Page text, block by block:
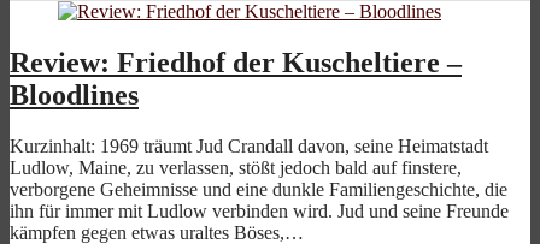
Review: Friedhof der Kuscheltiere –
Bloodlines
Kurzinhalt: 1969 träumt Jud Crandall davon, seine Heimatstadt
Ludlow, Maine, zu verlassen, stößt jedoch bald auf finstere,
verborgene Geheimnisse und eine dunkle Familiengeschichte, die
ihn für immer mit Ludlow verbinden wird. Jud und seine Freunde
kämpfen gegen etwas uraltes Böses,…